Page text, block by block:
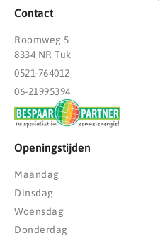
Contact
Roomweg 5
8334 NR Tuk
0521-764012
06-21995394
Openingstijden
Maandag
Dinsdag
Woensdag
Donderdag